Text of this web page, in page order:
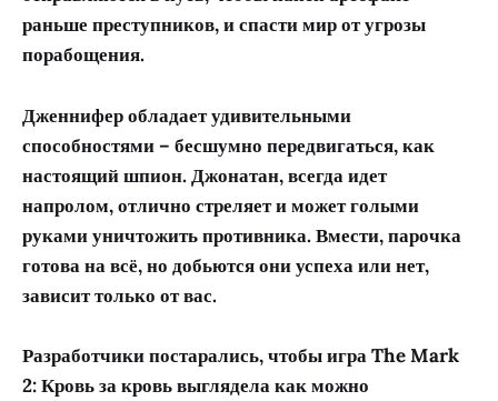
раньше преступников, и спасти мир от угрозы
порабощения.
Дженнифер обладает удивительными
способностями – бесшумно передвигаться, как
настоящий шпион. Джонатан, всегда идет
напролом, отлично стреляет и может голыми
руками уничтожить противника. Вмести, парочка
готова на всё, но добьются они успеха или нет,
зависит только от вас.
Разработчики постарались, чтобы игра The Mark
2: Кровь за кровь выглядела как можно